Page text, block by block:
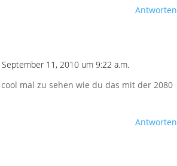
Antworten
11, 2010 um 9:22 a.m.
mal zu sehen wie du das mit der 2080
Antworten